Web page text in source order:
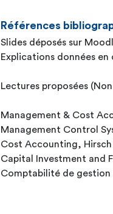
Références
Slides déposés sur
Explications données en
Lectures proposées
Management & Cost
Management Control
Cost Accounting,
Capital Investment and
Comptabilité de gestion